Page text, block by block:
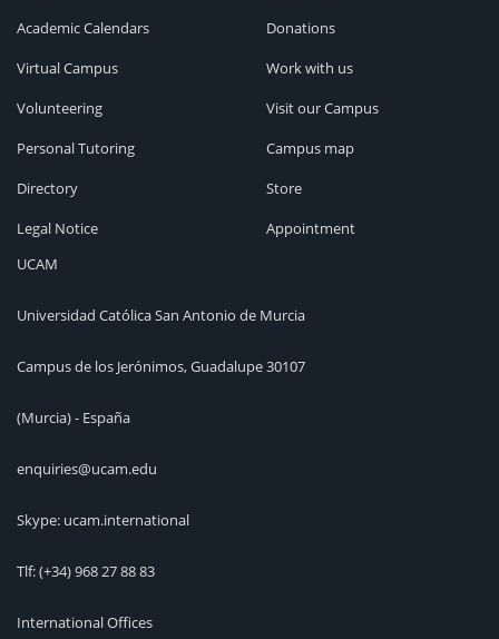
Academic Calendars
Virtual Campus
Volunteering
Personal Tutoring
Directory
Legal Notice
Donations
Work with us
Visit our Campus
Campus map
Store
Appointment
UCAM
Universidad Católica San Antonio de Murcia
Campus de los Jerónimos, Guadalupe 30107
(Murcia) - España
enquiries@ucam.edu
Skype: ucam.international
Tlf:(+34) 968 27 88 83
International Offices